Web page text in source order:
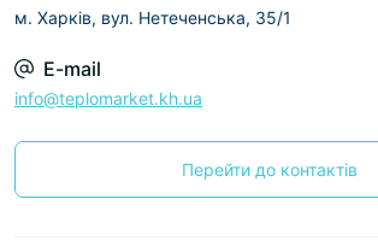
м. Харків, вул. Нетеченська, 35/1
E-mail
info@teplomarket.kh.ua
Перейти до контактів